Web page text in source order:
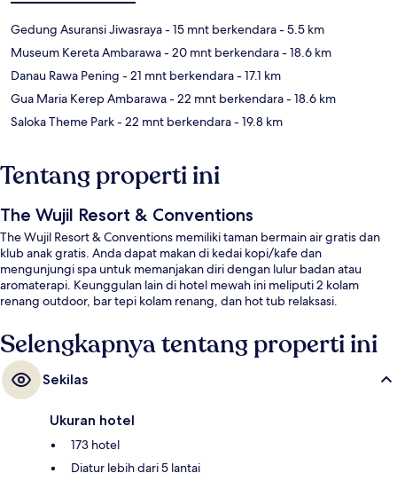
Gedung Asuransi Jiwasraya- 15 mnt berkendara- 5.5 km
Museum Kereta Ambarawa- 20 mnt berkendara- 18.6 km
Danau Rawa Pening - 21 mnt berkendara- 17.1 km
Gua Maria Kerep Ambarawa- 22 mnt berkendara- 18.6 km
Saloka Theme Park- 22 mnt berkendara- 19.8 km
Tentang properti ini
The Wujil Resort & Conventions
The Wujil Resort & Conventions memiliki taman bermain air gratis dan
klub anak gratis. Anda dapat makan di kedai kopi/kafe dan
mengunjungi spa untuk memanjakan diri dengan lulur badan atau
aromaterapi. Keunggulan lain di hotel mewah ini meliputi 2 kolam
renang outdoor, bar tepi kolam renang, dan hot tub relaksasi.
Selengkapnya tentang properti ini
Sekilas
Ukuran hotel
173 hotel
Diatur lebih dari 5 lantai